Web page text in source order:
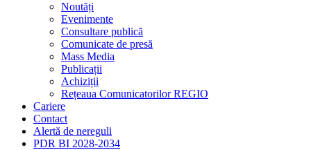
Noutăți
Evenimente
Consultare publică
Comunicate de presă
Mass Media
Publicații
Achiziții
Rețeaua Comunicatorilor REGIO
Cariere
Contact
Alertă de nereguli
PDR BI 2028-2034